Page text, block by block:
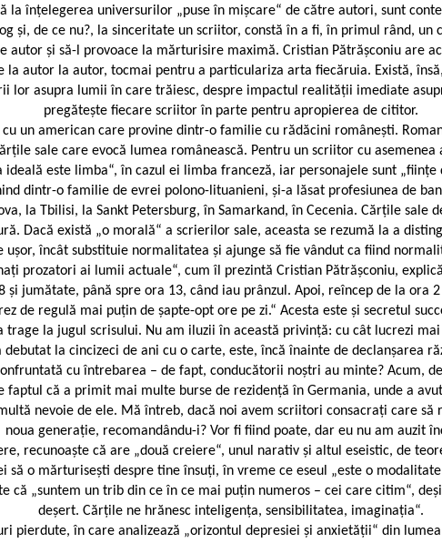
la înțelegerea universurilor „puse în mișcare“ de către autori, sunt
și, de ce nu?, la sinceritate un scriitor, constă în a fi, în primul rând,
și să-l provoace la mărturisire maximă. Cristian Pătrășconiu are
autor la autor, tocmai pentru a particulariza arta fiecăruia. Există,
lor asupra lumii în care trăiesc, despre impactul realității imediate
pregătește fiecare scriitor în parte pentru apropierea de cititor.
un american care provine dintr-o familie cu rădăcini românești.
sale care evocă lumea românească. Pentru un scriitor cu
este limba“, în cazul ei limba franceză, iar personajele sunt
dintr-o familie de evrei polono-lituanieni, și-a lăsat profesiunea de
la Tbilisi, la Sankt Petersburg, în Samarkand, în Cecenia. Cărțile
Dacă există „o morală“ a scrierilor sale, aceasta se rezumă la a
ușor, încât substituie normalitatea și ajunge să fie vândut ca fiind
prozatori ai lumii actuale“, cum îl prezintă Cristian Pătrășconiu,
jumătate, până spre ora 13, când iau prânzul. Apoi, reîncep de la ora
de regulă mai puțin de șapte-opt ore pe zi.“ Acesta este și secretul
trage la jugul scrisului. Nu am iluzii în această privință: cu cât lucrezi
la cincizeci de ani cu o carte, este, încă înainte de declanșarea
cu întrebarea – de fapt, conducătorii noștri au minte? Acum,
faptul că a primit mai multe burse de rezidență în Germania, unde a
nevoie de ele. Mă întreb, dacă noi avem scriitori consacrați care
noua generație, recomandându-i? Vor fi fiind poate, dar eu nu am auzit
recunoaște că are „două creiere“, unul narativ și altul eseistic, de
să o mărturisești despre tine însuți, în vreme ce eseul „este o
că „suntem un trib din ce în ce mai puțin numeros – cei care citim“,
deșert. Cărțile ne hrănesc inteligența, sensibilitatea, imaginația“.
pierdute, în care analizează „orizontul depresiei și anxietății“ din